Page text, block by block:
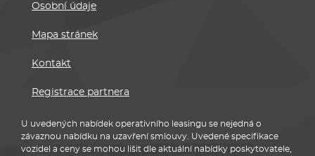
Osobní údaje
Mapa stránek
Kontakt
Registrace partnera
U uvedených nabídek operativního leasingu se nejedná o
závaznou nabídku na uzavření smlouvy. Uvedené specifikace
vozidel a ceny se mohou lišit dle aktuální nabídky poskytovatele,